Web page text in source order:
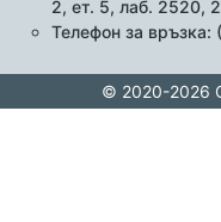
2, ет. 5, лаб. 2520,
Телефон за
© 2020-2026